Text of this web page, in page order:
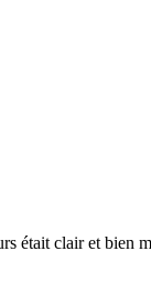
était clair et bien